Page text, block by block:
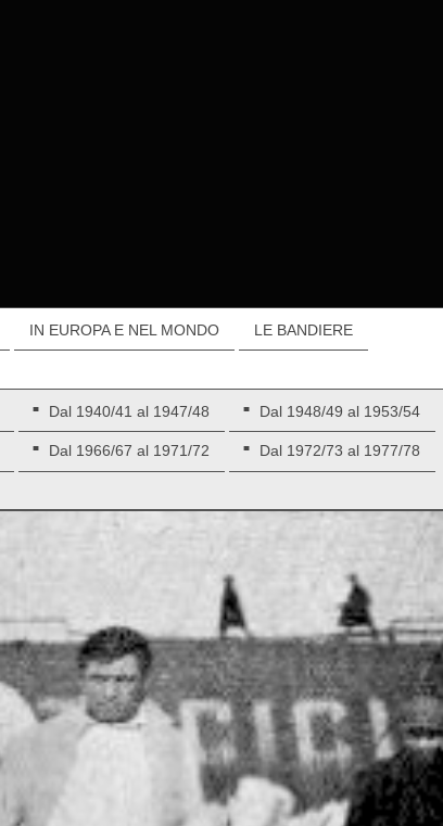
IN EUROPA E NEL MONDO LE BANDIERE
Dal 1940/41 al 1947/48 Dal 1948/49 al 1953/54
Dal 1966/67 al 1971/72 Dal 1972/73 al 1977/78